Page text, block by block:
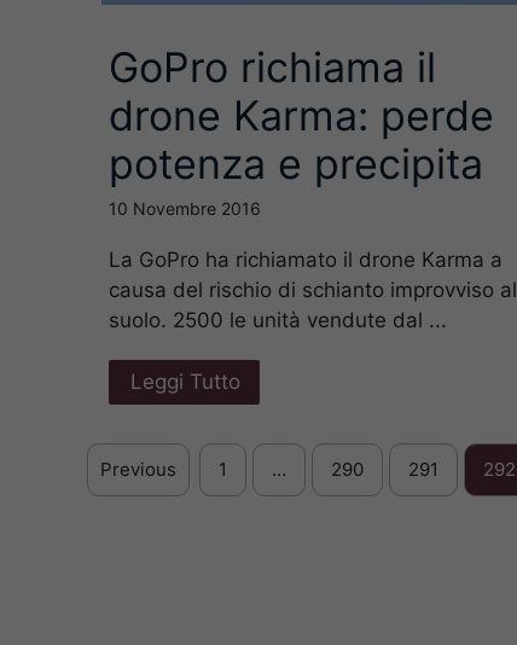
GoPro richiama il
drone Karma: perde
potenza e precipita
10 Novembre 2016
La GoPro ha richiamato il drone Karma a
causa del rischio di schianto improvviso al
suolo. 2500 le unità vendute dal ...
Leggi Tutto
Previous 1 … 290 291 292